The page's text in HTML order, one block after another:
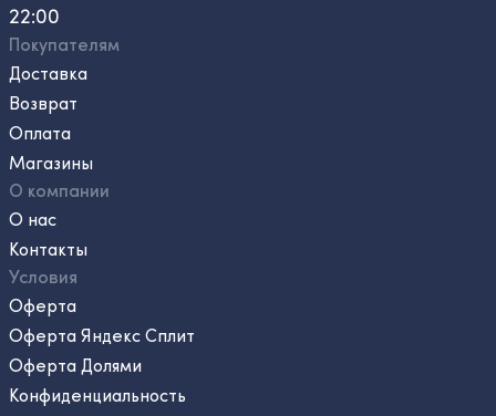
22:00
Покупателям
Доставка
Возврат
Оплата
Магазины
О компании
О нас
Контакты
Условия
Оферта
Оферта Яндекс Сплит
Оферта Долями
Конфиденциальность